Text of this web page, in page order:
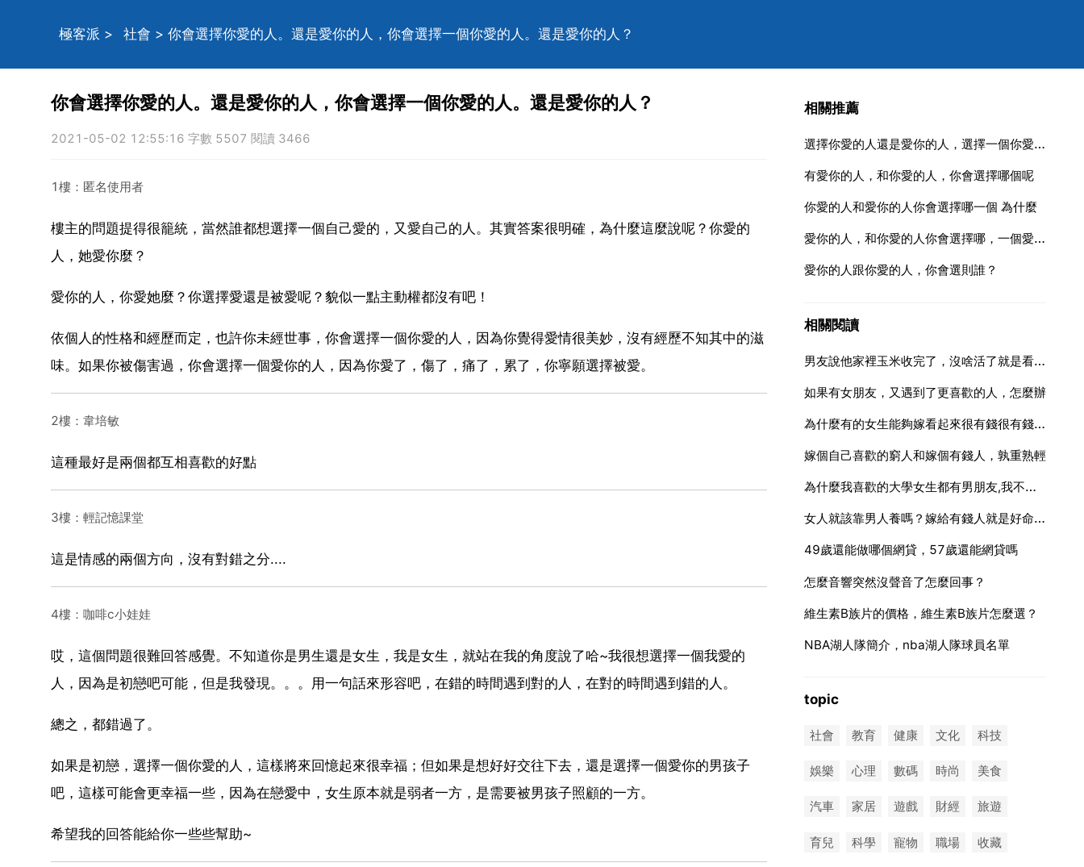
極客派 > 社會 > 你會選擇你愛的人。還是愛你的人，你會選擇一個你愛的人。還是愛你的人？
你會選擇你愛的人。還是愛你的人，你會選擇一個你愛的人。還是愛你的人？
2021-05-02 12:55:16 字數 5507 閱讀 3466
1樓：匿名使用者
樓主的問題提得很籠統，當然誰都想選擇一個自己愛的，又愛自己的人。其實答案很明確，為什麼這麼說呢？你愛的
人，她愛你麼？
愛你的人，你愛她麼？你選擇愛還是被愛呢？貌似一點主動權都沒有吧！
依個人的性格和經歷而定，也許你未經世事，你會選擇一個你愛的人，因為你覺得愛情很美妙，沒有經歷不知其中的滋
味。如果你被傷害過，你會選擇一個愛你的人，因為你愛了，傷了，痛了，累了，你寧願選擇被愛。
2樓：韋培敏
這種最好是兩個都互相喜歡的好點
3樓：輕記憶課堂
這是情感的兩個方向，沒有對錯之分....
4樓：咖啡c小娃娃
哎，這個問題很難回答感覺。不知道你是男生還是女生，我是女生，就站在我的角度說了哈~我很想選擇一個我愛的
人，因為是初戀吧可能，但是我發現。。。用一句話來形容吧，在錯的時間遇到對的人，在對的時間遇到錯的人。
總之，都錯過了。
如果是初戀，選擇一個你愛的人，這樣將來回憶起來很幸福；但如果是想好好交往下去，還是選擇一個愛你的男孩子
吧，這樣可能會更幸福一些，因為在戀愛中，女生原本就是弱者一方，是需要被男孩子照顧的一方。
希望我的回答能給你一些些幫助~
相關推薦
選擇你愛的人還是愛你的人，選擇一個你愛的人還是一個愛你的人
有愛你的人，和你愛的人，你會選擇哪個呢
你愛的人和愛你的人你會選擇哪一個 為什麼
愛你的人，和你愛的人你會選擇哪，一個愛你的人，和一個你愛的人你會選擇哪一個
愛你的人跟你愛的人，你會選則誰？
相關閱讀
男友說他家裡玉米收完了，沒啥活了就是看店。我該說點什麼
如果有女朋友，又遇到了更喜歡的人，怎麼辦
為什麼有的女生能夠嫁看起來很有錢很有錢的男人，坐豪車啊什麼的
嫁個自己喜歡的窮人和嫁個有錢人，孰重熟輕
為什麼我喜歡的大學女生都有男朋友,我不喜歡的自己又找上來,我暈
女人就該靠男人養嗎？嫁給有錢人就是好命富貴命
49歲還能做哪個網貸，57歲還能網貸嗎
怎麼音響突然沒聲音了怎麼回事？
維生素B族片的價格，維生素B族片怎麼選？
NBA湖人隊簡介，nba湖人隊球員名單
topic
社會 教育 健康 文化 科技
娛樂 心理 數碼 時尚 美食
汽車 家居 遊戲 財經 旅遊
育兒 科學 寵物 職場 收藏